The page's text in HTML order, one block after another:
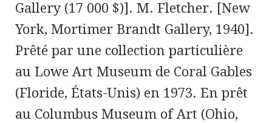
Gallery (17 000 $)]. M. Fletcher. [New
York, Mortimer Brandt Gallery, 1940].
Prêté par une collection particulière
au Lowe Art Museum de Coral Gables
(Floride, États-Unis) en 1973. En prêt
au Columbus Museum of Art (Ohio,